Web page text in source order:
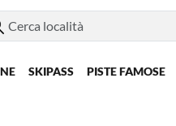
SKIPASS PISTE FAMOSE